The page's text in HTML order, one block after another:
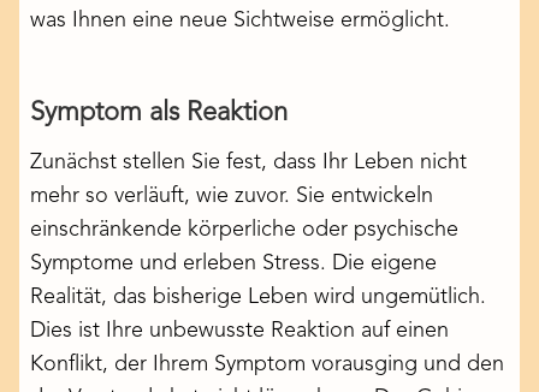
was Ihnen eine neue Sichtweise ermöglicht.
Symptom als Reaktion
Zunächst stellen Sie fest, dass Ihr Leben nicht
mehr so verläuft, wie zuvor. Sie entwickeln
einschränkende körperliche oder psychische
Symptome und erleben Stress. Die eigene
Realität, das bisherige Leben wird ungemütlich.
Dies ist Ihre unbewusste Reaktion auf einen
Konflikt, der Ihrem Symptom vorausging und den